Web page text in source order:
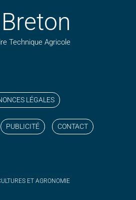
Technique Agricole
LÉGALES
PUBLICITÉ CONTACT
ET AGRONOMIE